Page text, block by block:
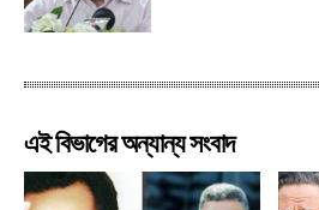
এই বিভাগের অন্যান্য সংবাদ